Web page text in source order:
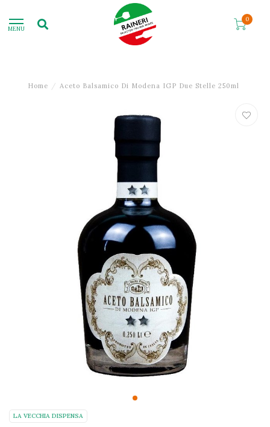
MENU
0
Home / Aceto Balsamico Di Modena IGP Due Stelle 250ml
LA VECCHIA DISPENSA